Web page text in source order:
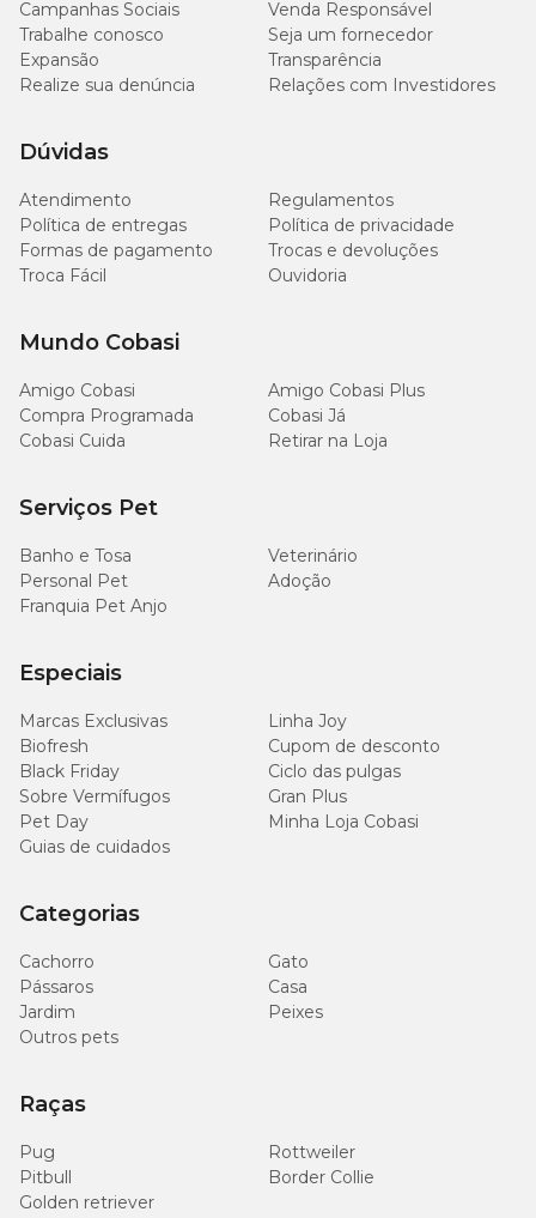
Campanhas Sociais
Venda Responsável
Trabalhe conosco
Seja um fornecedor
Expansão
Transparência
Realize sua denúncia
Relações com Investidores
Dúvidas
Atendimento
Regulamentos
Política de entregas
Política de privacidade
Formas de pagamento
Trocas e devoluções
Troca Fácil
Ouvidoria
Mundo Cobasi
Amigo Cobasi
Amigo Cobasi Plus
Compra Programada
Cobasi Já
Cobasi Cuida
Retirar na Loja
Serviços Pet
Banho e Tosa
Veterinário
Personal Pet
Adoção
Franquia Pet Anjo
Especiais
Marcas Exclusivas
Linha Joy
Biofresh
Cupom de desconto
Black Friday
Ciclo das pulgas
Sobre Vermífugos
Gran Plus
Pet Day
Minha Loja Cobasi
Guias de cuidados
Categorias
Cachorro
Gato
Pássaros
Casa
Jardim
Peixes
Outros pets
Raças
Pug
Rottweiler
Pitbull
Border Collie
Golden retriever